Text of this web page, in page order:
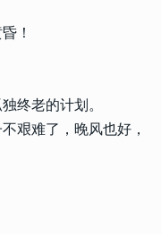
！
终老的计划。
艰难了，晚风也好，